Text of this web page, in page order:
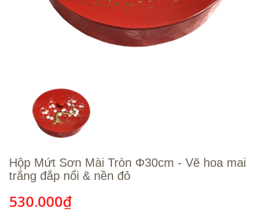
Hộp Mứt Sơn Mài Tròn Φ30cm - Vẽ hoa mai
trắng đắp nổi & nền đỏ
530.000₫